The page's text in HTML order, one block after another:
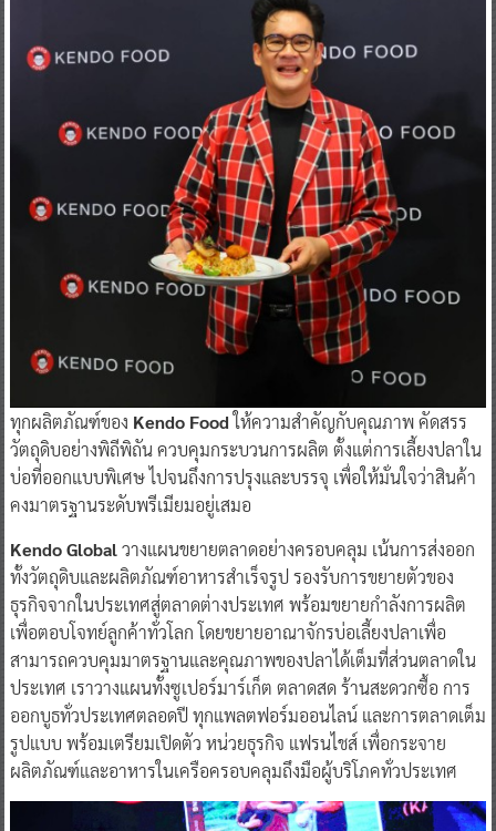
ทุกผลิตภัณฑ์ของ Kendo Foodให้ความสำคัญกับคุณภาพ คัดสรร
วัตถุดิบอย่างพิถีพิถัน ควบคุมกระบวนการผลิต ตั้งแต่การเลี้ยงปลาใน
บ่อที่ออกแบบพิเศษ ไปจนถึงการปรุงและบรรจุ เพื่อให้มั่นใจว่าสินค้า
คงมาตรฐานระดับพรีเมียมอยู่เสมอ
Kendo Globalวางแผนขยายตลาดอย่างครอบคลุม เน้นการส่งออก
ทั้งวัตถุดิบและผลิตภัณฑ์อาหารสำเร็จรูป รองรับการขยายตัวของ
ธุรกิจจากในประเทศสู่ตลาดต่างประเทศ พร้อมขยายกำลังการผลิต
เพื่อตอบโจทย์ลูกค้าทั่วโลก โดยขยายอาณาจักรบ่อเลี้ยงปลาเพื่อ
สามารถควบคุมมาตรฐานและคุณภาพของปลาได้เต็มที่ส่วนตลาดใน
ประเทศ เราวางแผนทั้งซูเปอร์มาร์เก็ต ตลาดสด ร้านสะดวกซื้อ การ
ออกบูธทั่วประเทศตลอดปี ทุกแพลตฟอร์มออนไลน์ และการตลาดเต็ม
รูปแบบ พร้อมเตรียมเปิดตัว หน่วยธุรกิจ แฟรนไชส์ เพื่อกระจาย
ผลิตภัณฑ์และอาหารในเครือครอบคลุมถึงมือผู้บริโภคทั่วประเทศ